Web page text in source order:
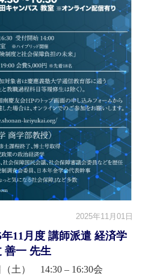
2025年11月01日
11月度 講師派遣 経済学
一 先生
（土） 14:30 – 16:30会